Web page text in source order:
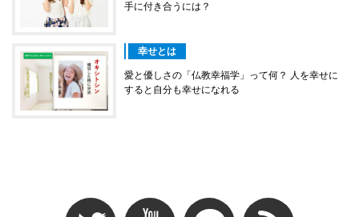
手に付き合うには？
幸せとは
愛と優しさの「仏教幸福学」って何？ 人を幸せに
すると自分も幸せになれる